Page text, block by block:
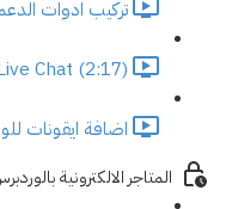
تركيب ادوات الدعم
Chat (2:17)
اضافة ايقونات
المتاجر الالكترونية